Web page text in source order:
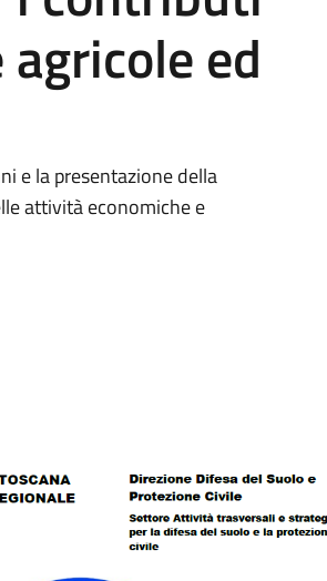
ed
e la presentazione della
attività economiche e